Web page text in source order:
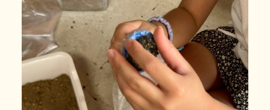
よくある質問
年齢と定員
施設情報
お知らせ